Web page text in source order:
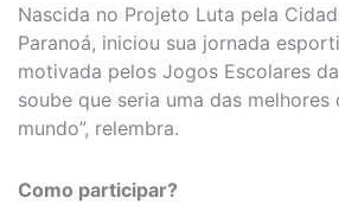
Nascida no Projeto Luta pela
Paranoá, iniciou sua jornada
motivada pelos Jogos Escolares
soube que seria uma das melhores
mundo”, relembra.
Como participar?